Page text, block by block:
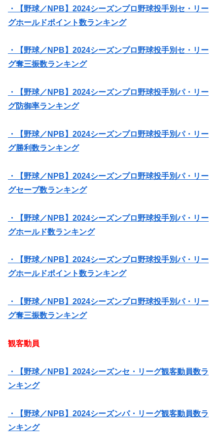
・【野球／NPB】2024シーズンプロ野球投手別セ・リー
グホールドポイント数ランキング
・【野球／NPB】2024シーズンプロ野球投手別セ・リー
グ奪三振数ランキング
・【野球／NPB】2024シーズンプロ野球投手別パ・リー
グ防御率ランキング
・【野球／NPB】2024シーズンプロ野球投手別パ・リー
グ勝利数ランキング
・【野球／NPB】2024シーズンプロ野球投手別パ・リー
グセーブ数ランキング
・【野球／NPB】2024シーズンプロ野球投手別パ・リー
グホールド数ランキング
・【野球／NPB】2024シーズンプロ野球投手別パ・リー
グホールドポイント数ランキング
・【野球／NPB】2024シーズンプロ野球投手別パ・リー
グ奪三振数ランキング
観客動員
・【野球／NPB】2024シーズンセ・リーグ観客動員数ラ
ンキング
・【野球／NPB】2024シーズンパ・リーグ観客動員数ラ
ンキング